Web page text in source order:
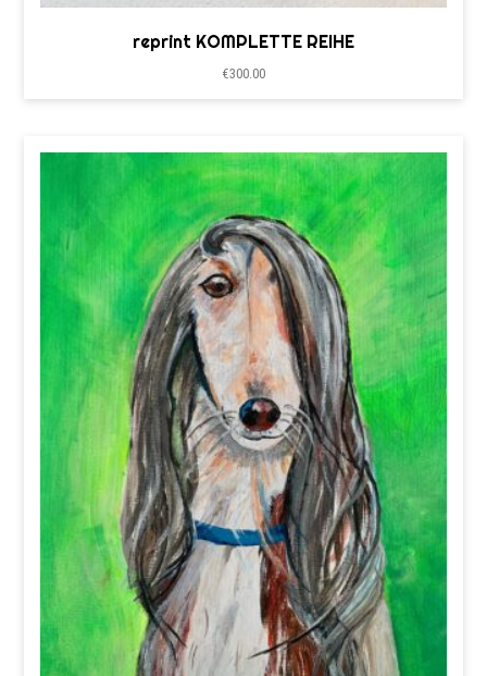
reprint KOMPLETTE REIHE
€300.00